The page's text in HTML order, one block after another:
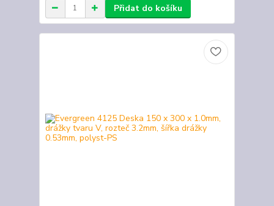
Přidat do košíku